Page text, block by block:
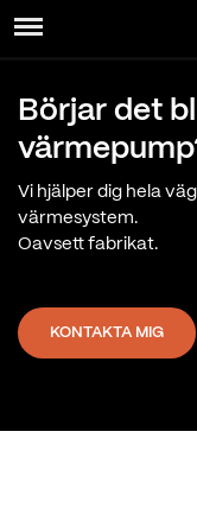
Börjar det
Vi hjälper dig hela
värmesystem.
Oavsett fabrikat.
KONTAKTA MIG